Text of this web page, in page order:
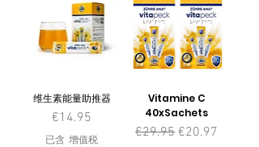
维生素能量助推器
價格
€14.95
已含 增值税
Vitamine C
40xSachets
一般價格
€29.95 促銷價格
€20.97